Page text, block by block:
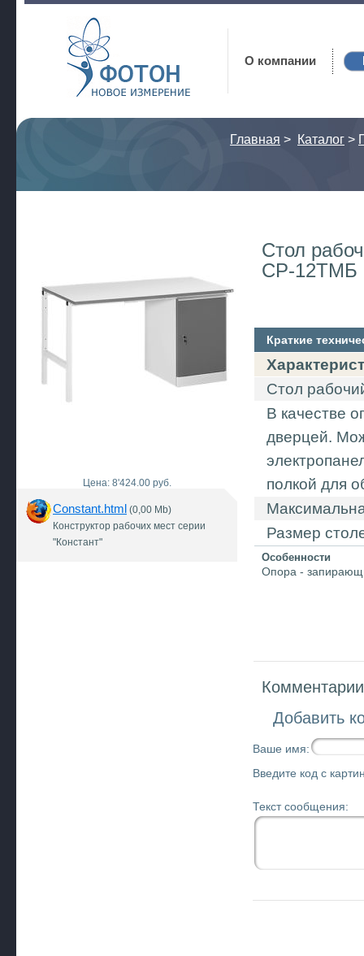
Фотон
О компании
Главная > Каталог >
Цена: 8'424.00 руб.
Constant.html (0,00 Mb)
Конструктор рабочих мест серии
"Констант"
Стол
СР-12ТМБ
Краткие
Стол
В качестве
дверцей.
полкой для
Размер
Особенности
Опора -
Добавить
Ваше имя:
Введите код с
Текст сообщения: